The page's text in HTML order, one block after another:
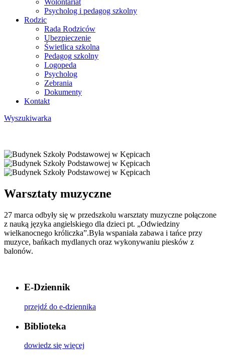
Psycholog i pedagog szkolny
Rodzic
Rada Rodziców
Ubezpieczenie
Świetlica szkolna
Pedagog szkolny
Logopeda
Psycholog
Zebrania
Dokumenty
Kontakt
Wyszukiwarka
Warsztaty muzyczne
27 marca odbyły się w przedszkolu warsztaty muzyczne połączone
z nauką języka angielskiego dla dzieci pt. „Odwiedziny
wielkanocnego króliczka”.Była wspaniała zabawa i tańce przy
muzyce, bańkach mydlanych oraz wykonywaniu piesków z
balonów.
E-Dziennik
przejdź do e-dziennika
Biblioteka
dowiedz się więcej